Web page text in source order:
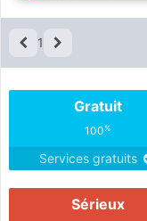
1
Gratuit
100%
Services gratuits
Sérieux